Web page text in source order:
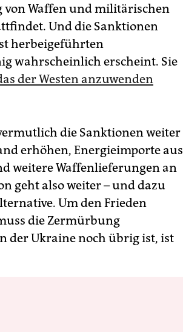
Waffen und militärischen
Und die Sank­tio­nen
herbeigeführten
wahrscheinlich erscheint. Sie
der Westen anzuwenden
die Sanktionen weiter
erhöhen, Energieimporte aus
weitere Waffenlieferungen an
geht also weiter – und dazu
Um den Frieden
die Zermürbung
der Ukraine noch übrig ist, ist